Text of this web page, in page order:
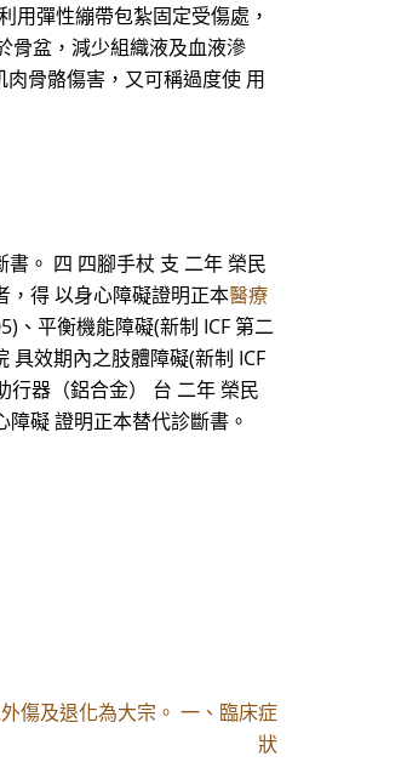
彈性繃帶包紮固定受傷處，
骨盆，減少組織液及血液滲
骨骼傷害，又可稱過度使 用
。 四 四腳手杖 支 二年 榮民
，得 以身心障礙證明正本醫療
、平衡機能障礙(新制 ICF 第二
具效期內之肢體障礙(新制 ICF
行器（鋁合金） 台 二年 榮民
礙 證明正本替代診斷書。
傷及退化為大宗。 一、臨床症
狀